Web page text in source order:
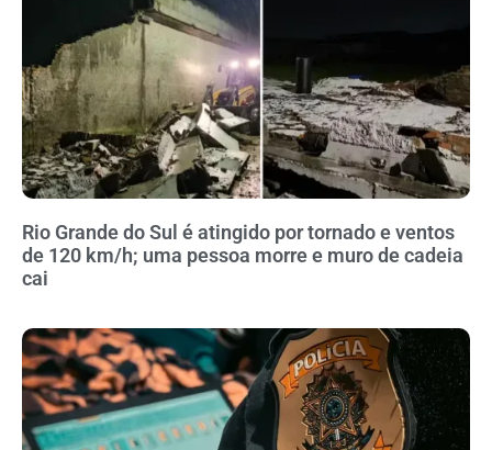
Rio Grande do Sul é atingido por tornado e ventos
de 120 km/h; uma pessoa morre e muro de cadeia
cai